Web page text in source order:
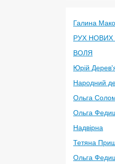
Галина
РУХ НОВИХ
ВОЛЯ
Юрій
Народний
Ольга
Ольга
Надвірна
Тетяна
Ольга